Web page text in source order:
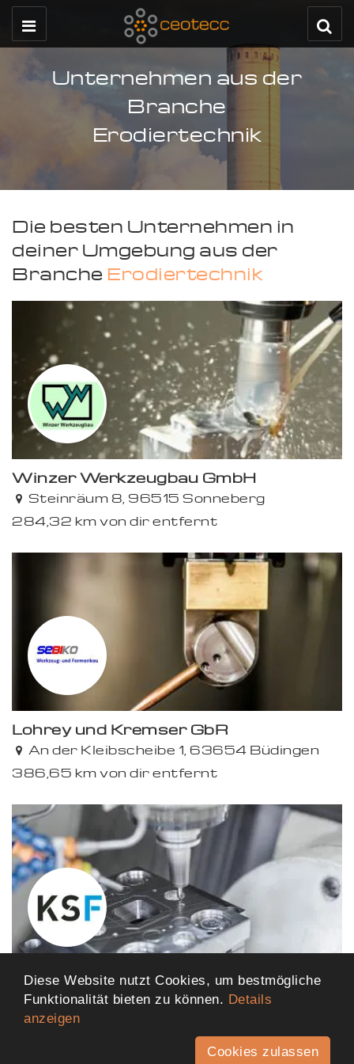
Unternehmen aus der
Branche
Erodiertechnik
Die besten Unternehmen in
deiner Umgebung aus der
Branche Erodiertechnik
Winzer Werkzeugbau GmbH
Steinräum 8, 96515 Sonneberg
284,32 km von dir entfernt
Lohrey und Kremser GbR
An der Kleibscheibe 1, 63654 Büdingen
386,65 km von dir entfernt
KSF- Feinwerktechnik GmbH
Unterer Hardweg 9, 75181 Pforzheim
523,10 km von dir entfernt
Diese Website nutzt Cookies, um bestmögliche
Funktionalität bieten zu können. Details
anzeigen
Cookies zulassen